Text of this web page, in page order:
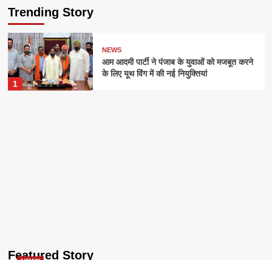
Trending Story
1
NEWS
आम आदमी पार्टी ने पंजाब के युवाओं को मजबूत करने
के लिए यूथ विंग में की नई नियुक्तियां
Featured Story